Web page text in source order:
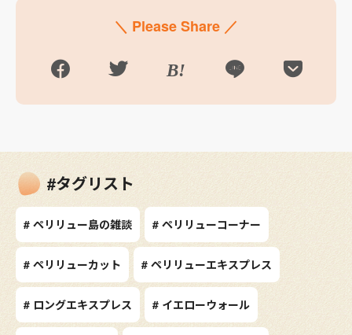
＼ Please Share ／
#タグリスト
# ペリリュー島の雑談 # ペリリューコーナー
# ペリリューカット # ペリリューエキスプレス
# ロングエキスプレス # イエローウォール